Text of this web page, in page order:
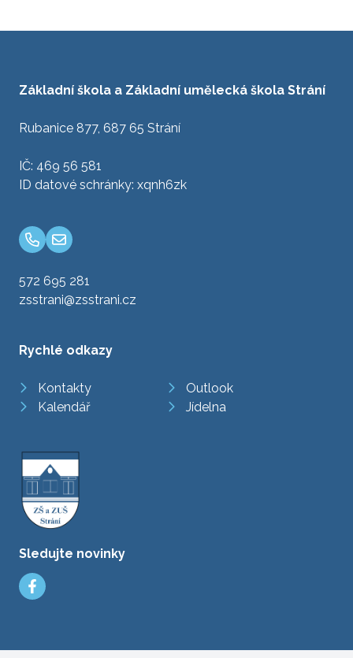
Základní škola a Základní umělecká škola Strání
Rubanice 877, 687 65 Strání
IČ: 469 56 581
ID datové schránky: xqnh6zk
572 695 281
zsstrani@zsstrani.cz
Rychlé odkazy
Kontakty
Outlook
Kalendář
Jídelna
Sledujte novinky